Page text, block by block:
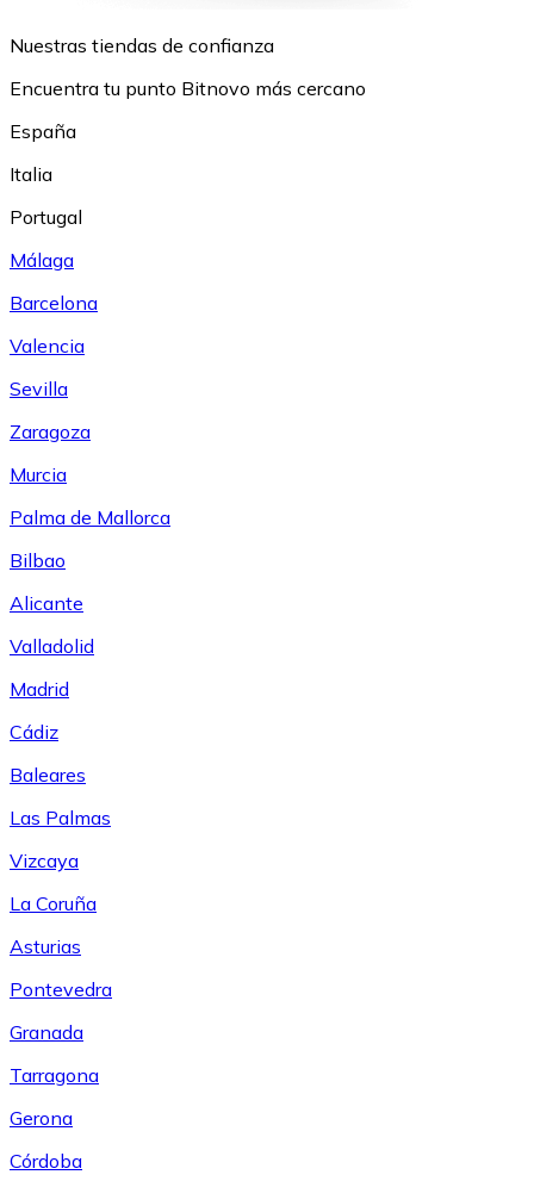
Nuestras tiendas de confianza
Encuentra tu punto Bitnovo más cercano
España
Italia
Portugal
Málaga
Barcelona
Valencia
Sevilla
Zaragoza
Murcia
Palma de Mallorca
Bilbao
Alicante
Valladolid
Madrid
Cádiz
Baleares
Las Palmas
Vizcaya
La Coruña
Asturias
Pontevedra
Granada
Tarragona
Gerona
Córdoba